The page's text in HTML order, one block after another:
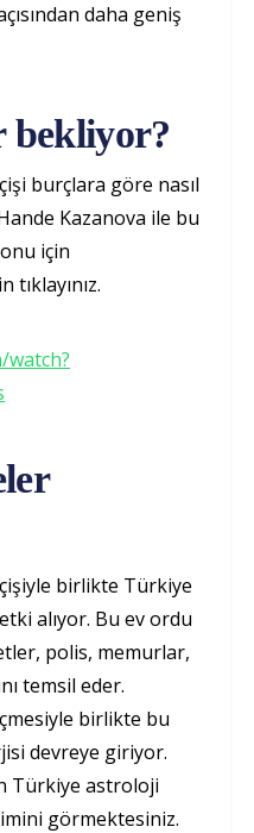
daha geniş
bekliyor?
burçlara göre nasıl
Kazanova ile bu
için
birlikte Türkiye
alıyor. Bu ev ordu
polis, memurlar,
temsil eder.
birlikte bu
devreye giriyor.
Türkiye astroloji
görmektesiniz.